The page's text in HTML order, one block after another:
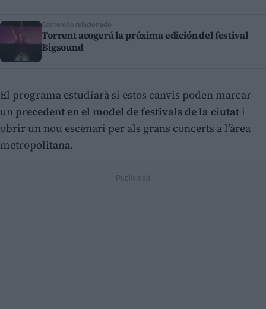
Contenido relacionado
Torrent acogerá la próxima edición del festival
Bigsound
El programa estudiarà si estos canvis poden marcar
unprecedent en el model de festivals de la ciutat i
obrir un nou escenari per als grans concerts a l’àrea
metropolitana.